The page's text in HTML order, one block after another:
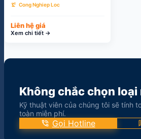
precision_manufacturing Cong Nghiep Loc
Liên hệ giá
Xem chi tiết →
Không chắc chọn loại
Kỹ thuật viên của chúng tôi sẽ tính
toàn miễn phí.
phone_in_talk Gọi Hotline